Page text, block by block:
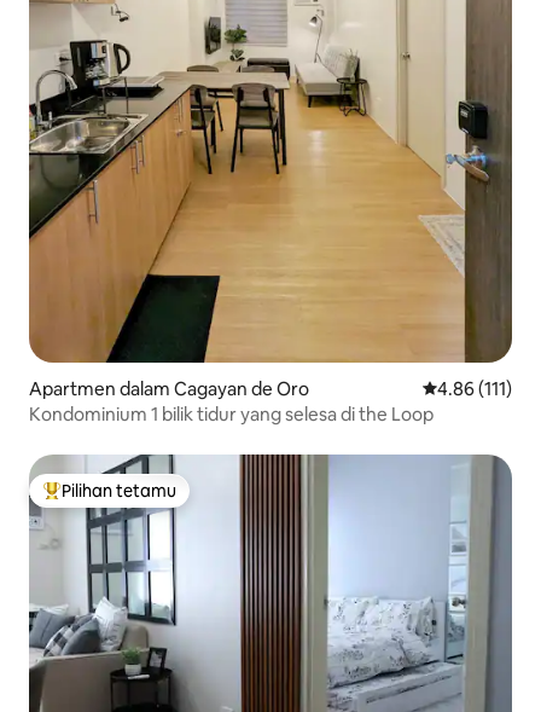
Apartmen dalam Cagayan de Oro Penarafan
4.86 (111)
Kondominium 1 bilik tidur yang selesa di the Loop
Pilihan utama tetamu
Pilihan tetamu